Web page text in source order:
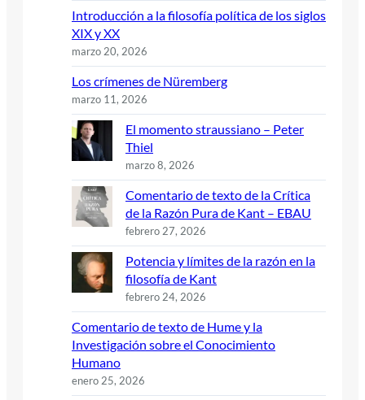
Introducción a la filosofía política de los siglos
XIX y XX
marzo 20, 2026
Los crímenes de Nüremberg
marzo 11, 2026
El momento straussiano – Peter
Thiel
marzo 8, 2026
Comentario de texto de la Crítica
de la Razón Pura de Kant – EBAU
febrero 27, 2026
Potencia y límites de la razón en la
filosofía de Kant
febrero 24, 2026
Comentario de texto de Hume y la
Investigación sobre el Conocimiento
Humano
enero 25, 2026